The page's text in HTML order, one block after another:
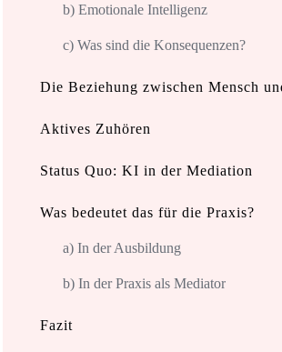
b) Emotionale Intelligenz
c) Was sind die Konsequenzen?
Die Beziehung zwischen Mensch
Aktives Zuhören
Status Quo: KI in der Mediation
Was bedeutet das für die Praxis?
a) In der Ausbildung
b) In der Praxis als Mediator
Fazit